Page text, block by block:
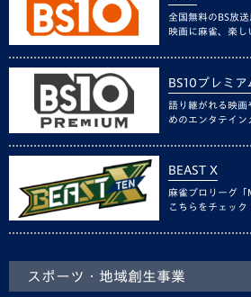
全国無料のBS放
映画に麻雀、楽し
BS10プレミア
語り継がれる映画
めのエンタテイン
BEAST X
麻雀プロリーグ「
こちらをチェック
スポーツ・地域創生事業